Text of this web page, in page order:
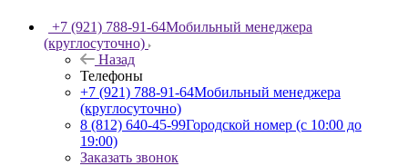
+7 (921) 788-91-64Мобильный менеджера
(круглосуточно)
Назад
Телефоны
+7 (921) 788-91-64Мобильный менеджера
(круглосуточно)
8 (812) 640-45-99Городской номер (с 10:00 до
19:00)
Заказать звонок